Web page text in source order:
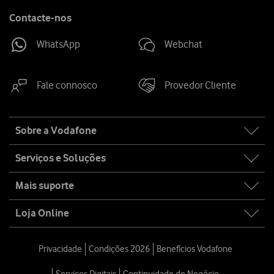
Contacte-nos
WhatsApp Webchat
Fale connosco Provedor Cliente
map
Sobre a Vodafone
Serviços e Soluções
Mais suporte
Loja Online
Privacidade Condições 2026 Benefícios Vodafone